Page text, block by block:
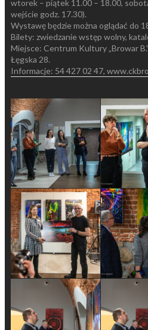
wtorek – piątek 11.00 – 18.00,
wejście godz. 17.30).
Wystawę będzie można oglądać do
Bilety: zwiedzanie wstęp wolny,
Miejsce: Centrum Kultury „Browar
Łęgska 28.
Informacje: 54 427 02 47,